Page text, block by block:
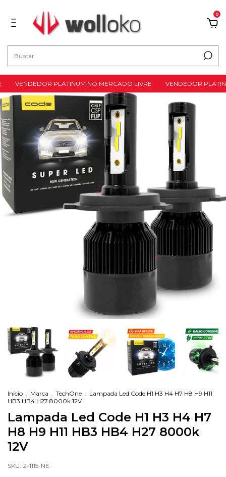
0
VENDEDOR PLATINUM NO MERCADO LIVRE VENDEDOR
Início . Marca . TechOne . Lampada Led Code H1 H3 H4 H7 H8 H9 H11
HB3 HB4 H27 8000k 12V
Lampada Led Code H1 H3 H4 H7
H8 H9 H11 HB3 HB4 H27 8000k
12V
SKU: Z-1115-NE